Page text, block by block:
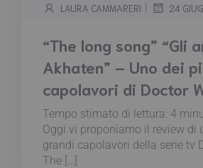
LAURA CAMMARERI | 24
“The long song” “Gli
Akhaten” – Uno dei
capolavori di Doctor
Tempo stimato di lettura: 4
Oggi vi proponiamo il review di
grandi capolavori della serie tv
The […]